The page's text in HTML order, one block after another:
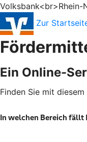
Volksbank<br>Rhein-
Zur
Ein Online-
Finden Sie mit